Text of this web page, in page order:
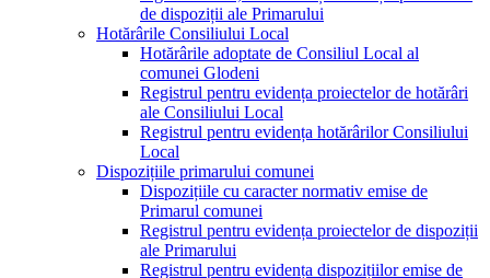
de dispoziții ale Primarului
Hotărârile Consiliului Local
Hotărârile adoptate de Consiliul Local al
comunei Glodeni
Registrul pentru evidența proiectelor de hotărâri
ale Consiliului Local
Registrul pentru evidența hotărârilor Consiliului
Local
Dispozițiile primarului comunei
Dispozițiile cu caracter normativ emise de
Primarul comunei
Registrul pentru evidența proiectelor de dispoziții
ale Primarului
Registrul pentru evidența dispozițiilor emise de